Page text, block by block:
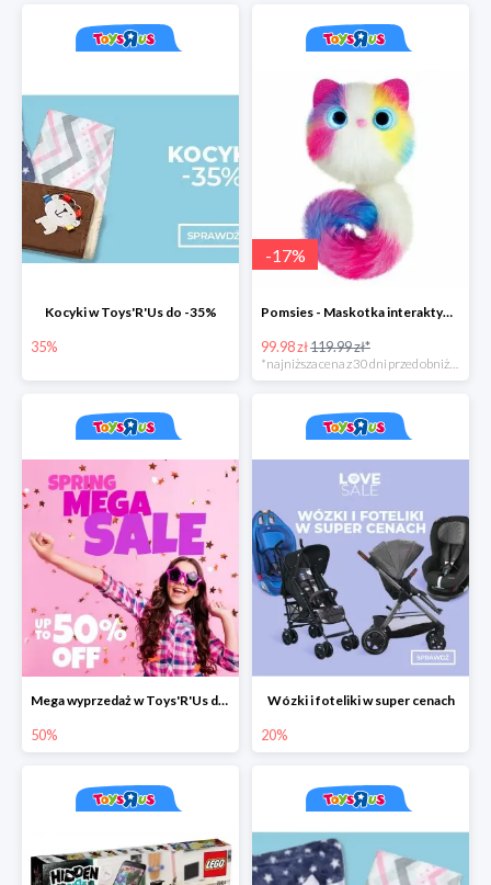
Kocyki w Toys'R'Us do -35%
35%
-17%
Pomsies - Maskotka interaktywna w super cenie
99.98 zł119.99 zł*
Mega wyprzedaż w Toys'R'Us do -50%
50%
Wózki i foteliki w super cenach
20%